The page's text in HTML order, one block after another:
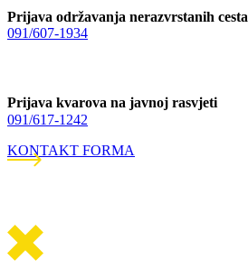
Prijava održavanja nerazvrstanih cesta
091/607-1934
Prijava kvarova na javnoj rasvjeti
091/617-1242
KONTAKT FORMA